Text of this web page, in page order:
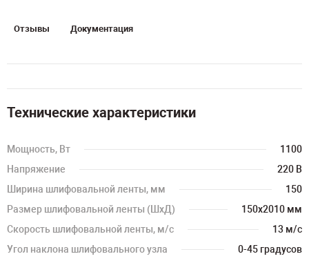
Отзывы Документация
Технические характеристики
Мощность, Вт
1100
Напряжение
220 В
Ширина шлифовальной ленты, мм
150
Размер шлифовальной ленты (ШхД)
150x2010 мм
Скорость шлифовальной ленты, м/с
13 м/с
Угол наклона шлифовального узла
0-45 градусов